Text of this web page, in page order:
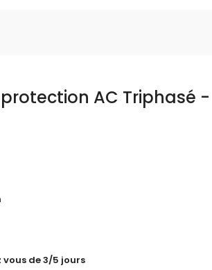
AC Triphasé -
vous de 3/5 jours